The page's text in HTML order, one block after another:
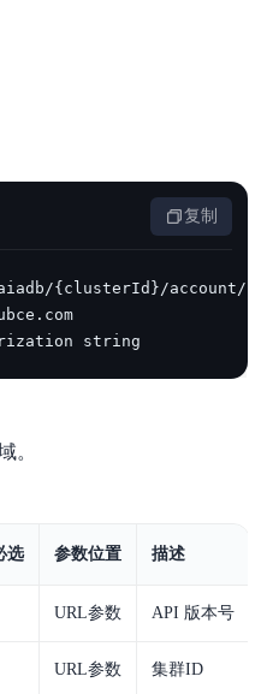
复制
string
。
选 参数位置 描述
URL参数 API 版本号
URL参数 集群ID